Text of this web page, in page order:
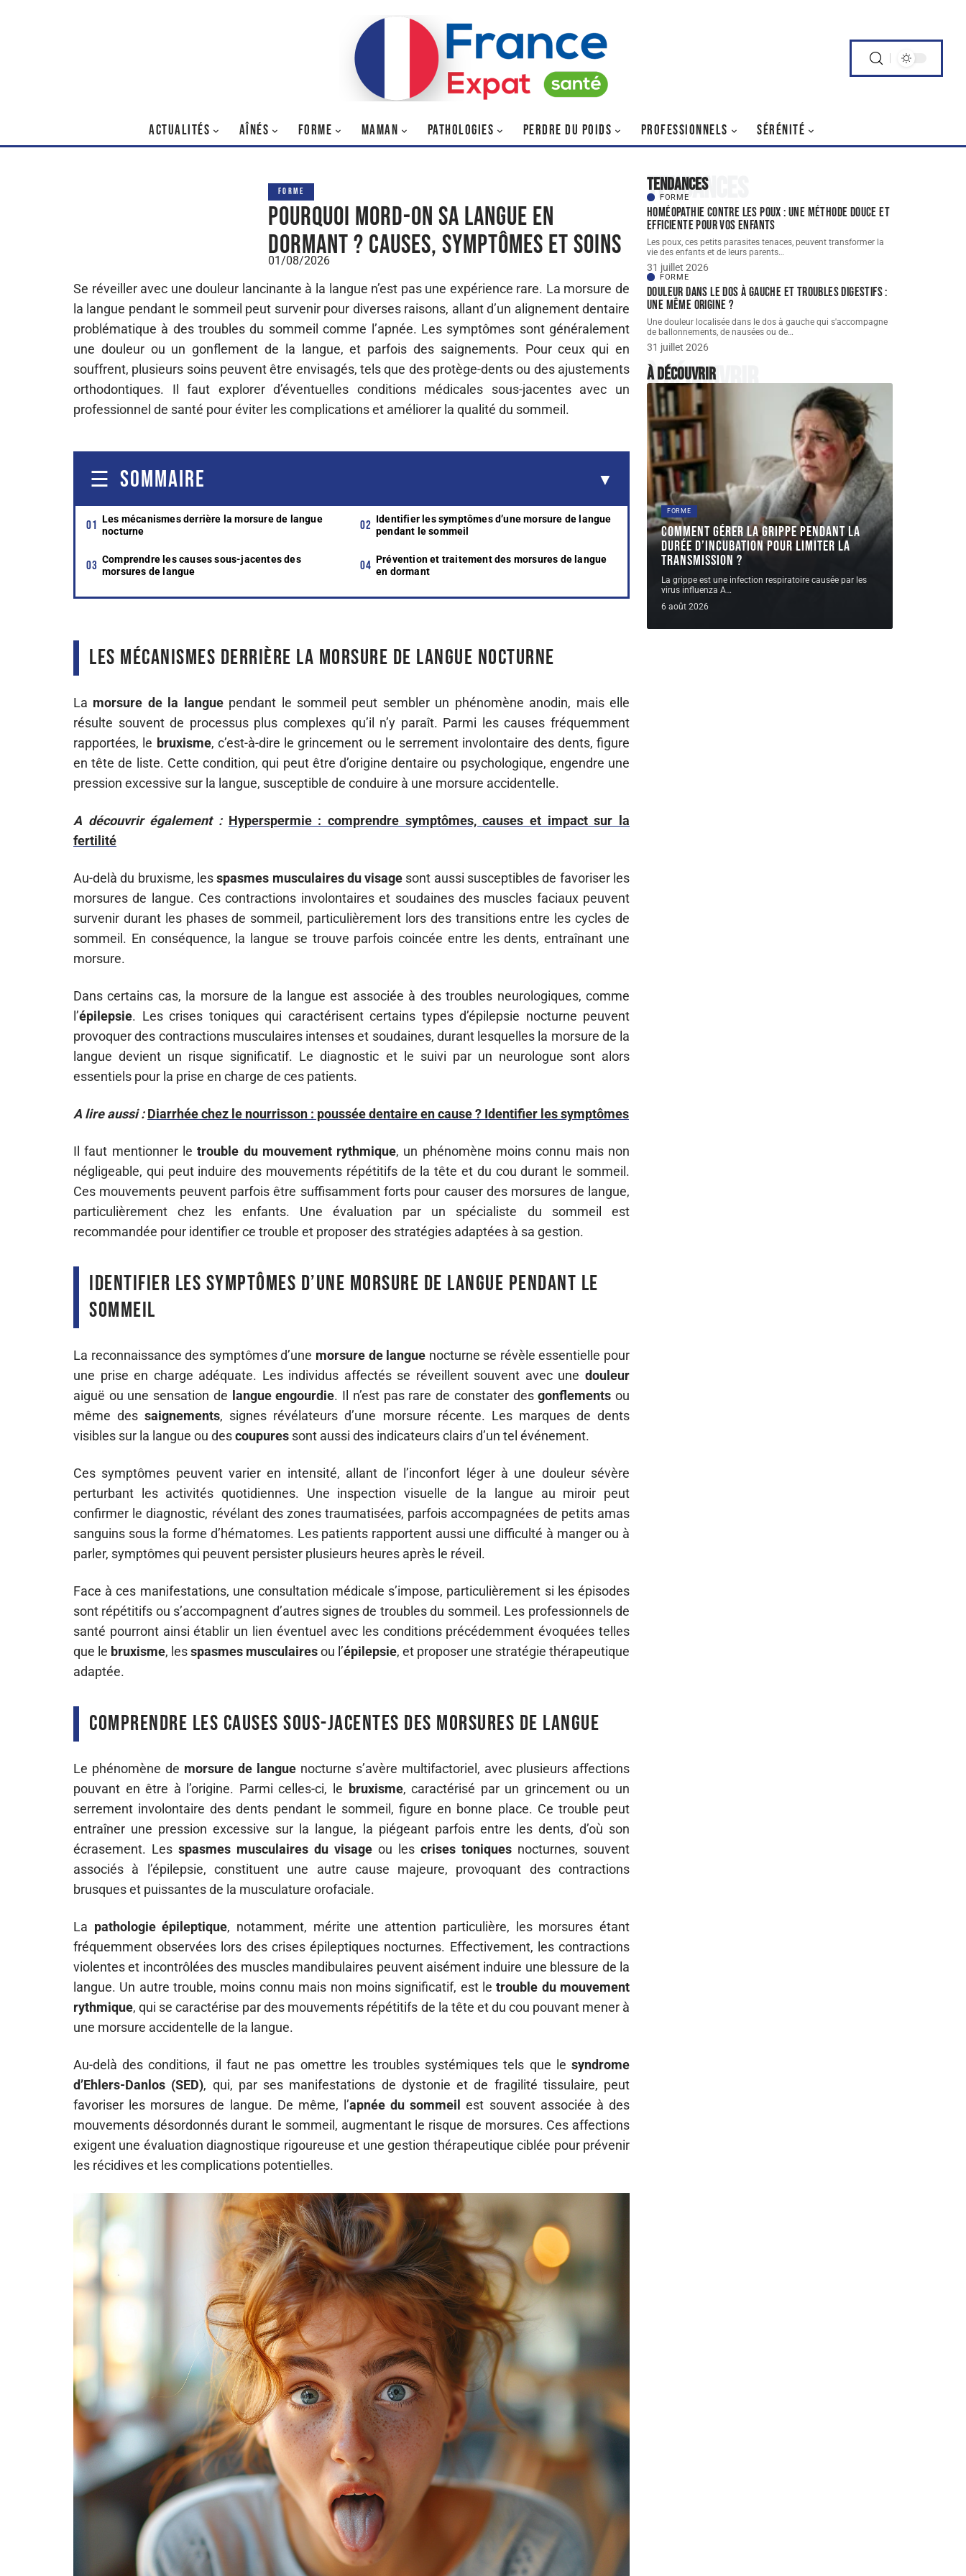
ACTUALITÉS AÎNÉS FORME MAMAN PATHOLOGIES PERDRE DU POIDS PROFESSIONNELS SÉRÉNITÉ
FORME
Pourquoi mord-on sa langue en
dormant ? Causes, symptômes et soins
01/08/2026
Se réveiller avec une douleur lancinante à la langue n’est pas une expérience rare. La morsure de
la langue pendant le sommeil peut survenir pour diverses raisons, allant d’un alignement dentaire
problématique à des troubles du sommeil comme l’apnée. Les symptômes sont généralement
une douleur ou un gonflement de la langue, et parfois des saignements. Pour ceux qui en
souffrent, plusieurs soins peuvent être envisagés, tels que des protège-dents ou des ajustements
orthodontiques. Il faut explorer d’éventuelles conditions médicales sous-jacentes avec un
professionnel de santé pour éviter les complications et améliorer la qualité du sommeil.
SOMMAIRE
Les mécanismes derrière la morsure de langue
nocturne
Identifier les symptômes d’une morsure de langue
pendant le sommeil
Comprendre les causes sous-jacentes des
morsures de langue
Prévention et traitement des morsures de langue
en dormant
Les mécanismes derrière la morsure de langue nocturne
La morsure de la languependant le sommeil peut sembler un phénomène anodin, mais elle
résulte souvent de processus plus complexes qu’il n’y paraît. Parmi les causes fréquemment
rapportées, le bruxisme, c’est-à-dire le grincement ou le serrement involontaire des dents, figure
en tête de liste. Cette condition, qui peut être d’origine dentaire ou psychologique, engendre une
pression excessive sur la langue, susceptible de conduire à une morsure accidentelle.
A découvrir également : Hyperspermie : comprendre symptômes, causes et impact sur la
fertilité
Au-delà du bruxisme, lesspasmes musculaires du visage sont aussi susceptibles de favoriser les
morsures de langue. Ces contractions involontaires et soudaines des muscles faciaux peuvent
survenir durant les phases de sommeil, particulièrement lors des transitions entre les cycles de
sommeil. En conséquence, la langue se trouve parfois coincée entre les dents, entraînant une
morsure.
Dans certains cas, la morsure de la langue est associée à des troubles neurologiques, comme
l’épilepsie. Les crises toniques qui caractérisent certains types d’épilepsie nocturne peuvent
provoquer des contractions musculaires intenses et soudaines, durant lesquelles la morsure de la
langue devient un risque significatif. Le diagnostic et le suivi par un neurologue sont alors
essentiels pour la prise en charge de ces patients.
A lire aussi : Diarrhée chez le nourrisson : poussée dentaire en cause ? Identifier les symptômes
Il faut mentionner letrouble du mouvement rythmique, un phénomène moins connu mais non
négligeable, qui peut induire des mouvements répétitifs de la tête et du cou durant le sommeil.
Ces mouvements peuvent parfois être suffisamment forts pour causer des morsures de langue,
particulièrement chez les enfants. Une évaluation par un spécialiste du sommeil est
recommandée pour identifier ce trouble et proposer des stratégies adaptées à sa gestion.
Identifier les symptômes d’une morsure de langue pendant le
sommeil
La reconnaissance des symptômes d’une morsure de langue nocturne se révèle essentielle pour
une prise en charge adéquate. Les individus affectés se réveillent souvent avec une douleur
aiguë ou une sensation de langue engourdie. Il n’est pas rare de constater desgonflements ou
même dessaignements, signes révélateurs d’une morsure récente. Les marques de dents
visibles sur la langue ou descoupures sont aussi des indicateurs clairs d’un tel événement.
Ces symptômes peuvent varier en intensité, allant de l’inconfort léger à une douleur sévère
perturbant les activités quotidiennes. Une inspection visuelle de la langue au miroir peut
confirmer le diagnostic, révélant des zones traumatisées, parfois accompagnées de petits amas
sanguins sous la forme d’hématomes. Les patients rapportent aussi une difficulté à manger ou à
parler, symptômes qui peuvent persister plusieurs heures après le réveil.
Face à ces manifestations, une consultation médicale s’impose, particulièrement si les épisodes
sont répétitifs ou s’accompagnent d’autres signes de troubles du sommeil. Les professionnels de
santé pourront ainsi établir un lien éventuel avec les conditions précédemment évoquées telles
que le bruxisme, lesspasmes musculairesou l’épilepsie, et proposer une stratégie thérapeutique
adaptée.
Comprendre les causes sous-jacentes des morsures de langue
Le phénomène de morsure de langue nocturne s’avère multifactoriel, avec plusieurs affections
pouvant en être à l’origine. Parmi celles-ci, le bruxisme, caractérisé par un grincement ou un
serrement involontaire des dents pendant le sommeil, figure en bonne place. Ce trouble peut
entraîner une pression excessive sur la langue, la piégeant parfois entre les dents, d’où son
écrasement. Les spasmes musculaires du visage ou les crises toniques nocturnes, souvent
associés à l’épilepsie, constituent une autre cause majeure, provoquant des contractions
brusques et puissantes de la musculature orofaciale.
La pathologie épileptique, notamment, mérite une attention particulière, les morsures étant
fréquemment observées lors des crises épileptiques nocturnes. Effectivement, les contractions
violentes et incontrôlées des muscles mandibulaires peuvent aisément induire une blessure de la
langue. Un autre trouble, moins connu mais non moins significatif, est letrouble du mouvement
rythmique, qui se caractérise par des mouvements répétitifs de la tête et du cou pouvant mener à
une morsure accidentelle de la langue.
Au-delà des conditions, il faut ne pas omettre les troubles systémiques tels que le syndrome
d’Ehlers-Danlos (SED), qui, par ses manifestations de dystonie et de fragilité tissulaire, peut
favoriser les morsures de langue. De même, l’apnée du sommeil
est souvent associée à des
mouvements désordonnés durant le sommeil, augmentant le risque de morsures. Ces affections
exigent une évaluation diagnostique rigoureuse et une gestion thérapeutique ciblée pour prévenir
les récidives et les complications potentielles.
Tendances
Tendances
FORME
Homéopathie contre les poux : une méthode douce et
efficiente pour vos enfants
Les poux, ces petits parasites tenaces, peuvent transformer la
vie des enfants et de leurs parents…
31 juillet 2026
FORME
Douleur dans le dos à gauche et troubles digestifs :
une même origine ?
Une douleur localisée dans le dos à gauche qui s'accompagne
de ballonnements, de nausées ou de…
31 juillet 2026
À découvrir
À découvrir
FORME
Comment gérer la grippe pendant la
durée d’incubation pour limiter la
transmission ?
La grippe est une infection respiratoire causée par les
virus influenza A…
6 août 2026